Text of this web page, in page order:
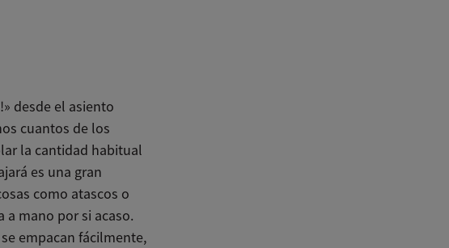
desde el asiento
cuantos de los
la cantidad habitual
es una gran
como atascos o
a mano por si acaso.
empacan fácilmente,